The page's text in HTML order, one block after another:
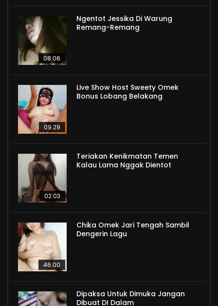
08:06
Ngentot Jessika Di Warung
Remang-Remang
09:29
Live Show Host Sweety Omek
Bonus Lobang Belakang
02:03
Teriakan Kenikmatan Temen
Kalau Lama Nggak Dientot
46:00
Chika Omek Jari Tengah Sambil
Dengerin Lagu
Dipaksa Untuk Dimuka Jangan
Dibuat DI Dalam